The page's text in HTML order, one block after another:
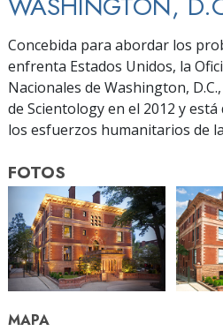
Concebida para abordar los
enfrenta Estados Unidos, la
Nacionales de Washington,
de Scientology en el 2012 y
los esfuerzos humanitarios de
FOTOS
MAPA